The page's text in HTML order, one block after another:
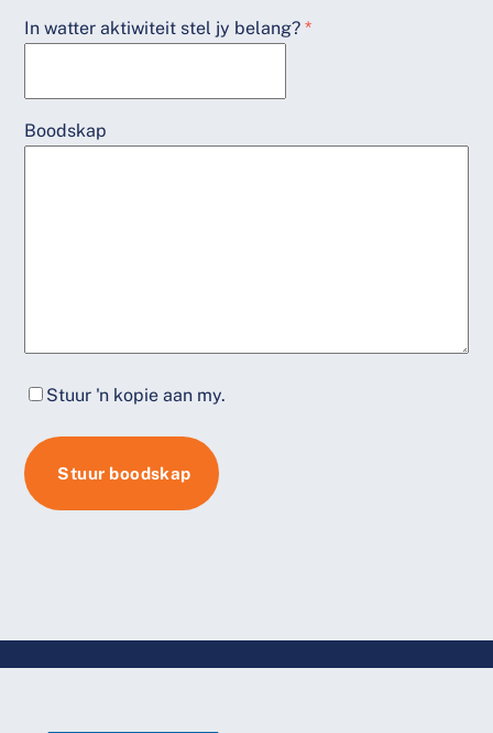
In watter aktiwiteit stel jy belang?*
Boodskap
Stuur 'n kopie aan my.
Stuur boodskap